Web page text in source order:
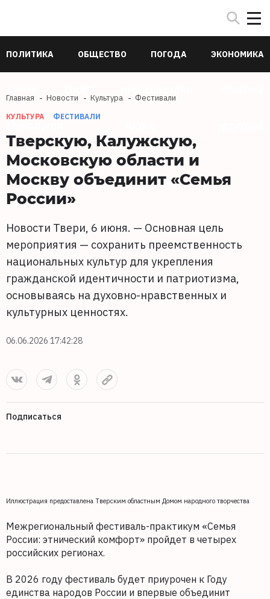
ПОЛИТИКА ОБЩЕСТВО ПОГОДА ЭКОНОМИКА
Главная Новости Культура Фестивали
КУЛЬТУРА ФЕСТИВАЛИ
Тверскую, Калужскую,
Московскую области и
Москву объединит «Семья
России»
Новости Твери, 6 июня. — Основная цель
мероприятия — сохранить преемственность
национальных культур для укрепления
гражданской идентичности и патриотизма,
основываясь на духовно-нравственных и
культурных ценностях.
06.06.2026 17:42:28
Подписаться
Иллюстрация предоставлена Тверским областным Домом народного творчества
Межрегиональный фестиваль-практикум «Семья
России: этнический комфорт» пройдет в четырех
российских регионах.
В 2026 году фестиваль будет приурочен к Году
единства народов России и впервые объединит